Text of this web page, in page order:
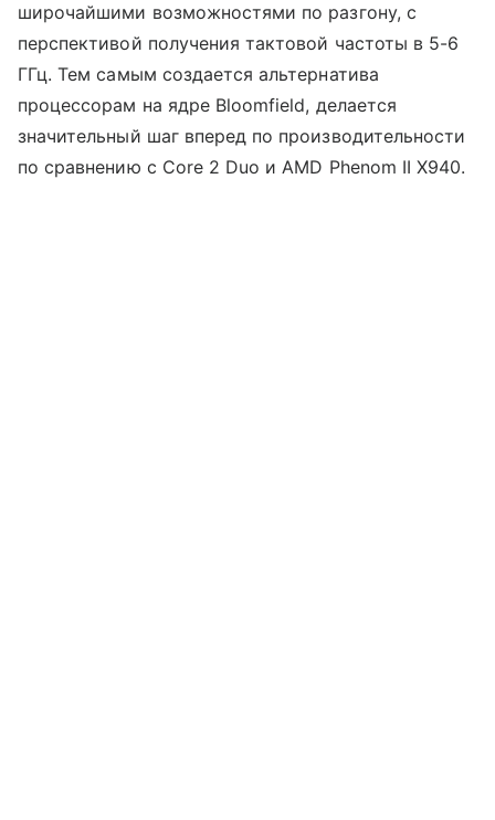
широчайшими возможностями по разгону, с
перспективой получения тактовой частоты в 5-6
ГГц. Тем самым создается альтернатива
процессорам на ядре Bloomfield, делается
значительный шаг вперед по производительности
по сравнению с Core 2 Duo и AMD Phenom II X940.